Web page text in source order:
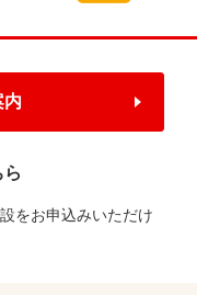
内
をお申込みいただけ